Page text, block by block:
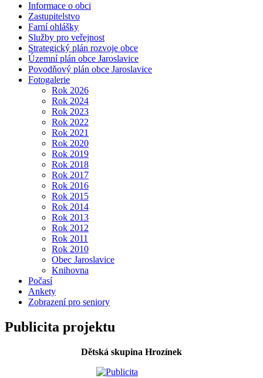
Informace o obci
Zastupitelstvo
Farní ohlášky
Služby pro veřejnost
Strategický plán rozvoje obce
Územní plán obce Jaroslavice
Povodňový plán obce Jaroslavice
Fotogalerie
Rok 2026
Rok 2024
Rok 2023
Rok 2022
Rok 2021
Rok 2020
Rok 2019
Rok 2018
Rok 2017
Rok 2016
Rok 2015
Rok 2014
Rok 2013
Rok 2012
Rok 2011
Rok 2010
Obec Jaroslavice
Knihovna
Počasí
Ankety
Zobrazení pro seniory
Publicita projektu
Dětská skupina Hrozínek